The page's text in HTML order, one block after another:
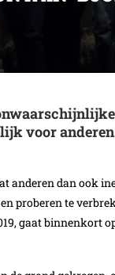
voor
anderen dan ook
proberen te
gaat binnenkort